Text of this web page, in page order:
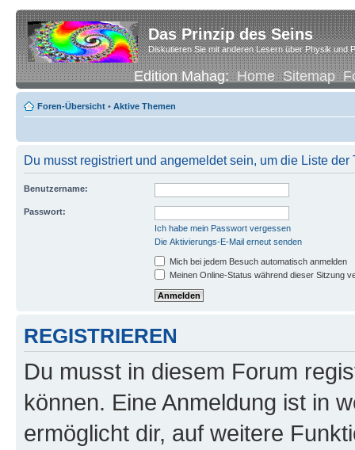
Das Prinzip des Seins
Diskutieren Sie mit anderen Lesern über Physik und
Edition Mahag:Home Sitemap
Foren-Übersicht • Aktive Themen
Du musst registriert und angemeldet sein, um die Liste
Benutzername:
Passwort:
Ich habe mein Passwort vergessen
Die Aktivierungs-E-Mail erneut senden
Mich bei jedem Besuch automatisch anmelden
Meinen Online-Status während dieser Sitzung
REGISTRIEREN
Du musst in diesem Forum
können. Eine Anmeldung ist in
ermöglicht dir, auf weitere